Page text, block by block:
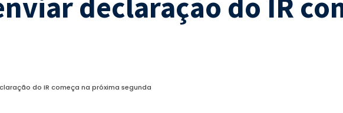
do IR começa na próxima segunda